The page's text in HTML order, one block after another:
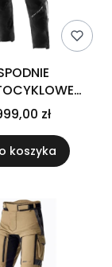
REBELHORN
3.0 BLACK
NOGAWKA)
zł
koszyka